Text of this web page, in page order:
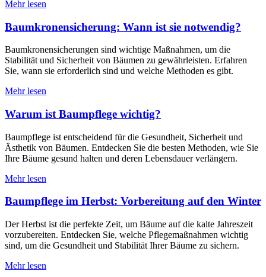
Mehr lesen
Baumkronensicherung: Wann ist sie notwendig?
Baumkronensicherungen sind wichtige Maßnahmen, um die
Stabilität und Sicherheit von Bäumen zu gewährleisten. Erfahren
Sie, wann sie erforderlich sind und welche Methoden es gibt.
Mehr lesen
Warum ist Baumpflege wichtig?
Baumpflege ist entscheidend für die Gesundheit, Sicherheit und
Ästhetik von Bäumen. Entdecken Sie die besten Methoden, wie Sie
Ihre Bäume gesund halten und deren Lebensdauer verlängern.
Mehr lesen
Baumpflege im Herbst: Vorbereitung auf den Winter
Der Herbst ist die perfekte Zeit, um Bäume auf die kalte Jahreszeit
vorzubereiten. Entdecken Sie, welche Pflegemaßnahmen wichtig
sind, um die Gesundheit und Stabilität Ihrer Bäume zu sichern.
Mehr lesen